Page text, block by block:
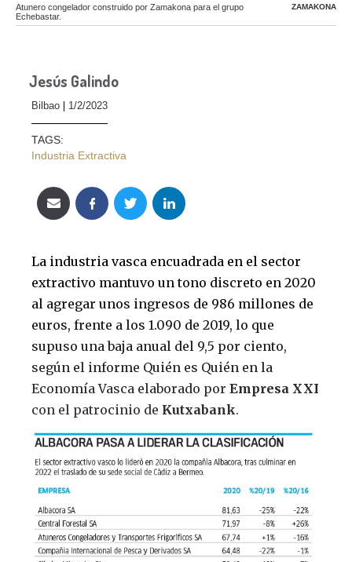
Atunero congelador construido por Zamakona para el grupo
Echebastar.
ZAMAKONA
Jesús Galindo
Bilbao 1/2/2023
TAGS:
Industria Extractiva
La industria vasca encuadrada en el sector
extractivo mantuvo un tono discreto en 2020
al agregar unos ingresos de 986 millones de
euros, frente a los 1.090 de 2019, lo que
supuso una baja anual del 9,5 por ciento,
según el informe Quién es Quién en la
Economía Vasca elaborado por Empresa XXI
con el patrocinio de Kutxabank.